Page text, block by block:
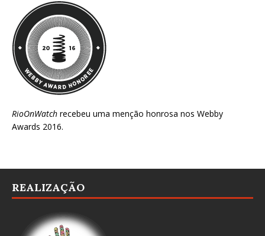
RioOnWatch recebeu uma menção honrosa nos Webby
Awards 2016.
REALIZAÇÃO